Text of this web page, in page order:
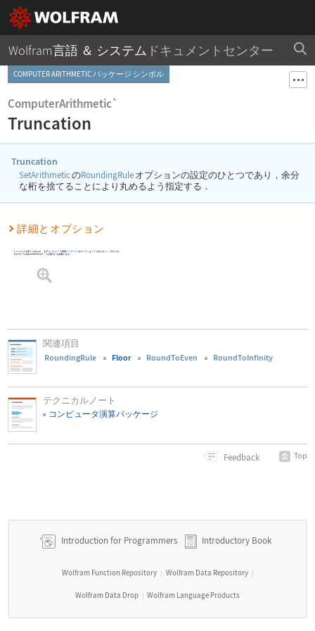
Wolfram言語 ＆ システム ドキュメントセンター
COMPUTER ARITHMETIC パッケージ シンボル
ComputerArithmetic`
Truncation
Truncation
SetArithmeticのRoundingRule オプションの設定のひとつであり，余分
な桁を捨てることにより丸めるよう指定する．
詳細とオプション
Truncation を使うためには，まず コンピュータ演算パッケージ をロードしなくてはならない．それには
Needs [ "ComputerArithmetic`"]を実行する必要がある．
関連項目
RoundingRule Floor RoundToEven RoundToInfinity
テクニカルノート
コンピュータ演算パッケージ
Feedback Top
Introduction for Programmers Introductory Book
Wolfram Function Repository | Wolfram Data Repository |
Wolfram Data Drop | Wolfram Language Products